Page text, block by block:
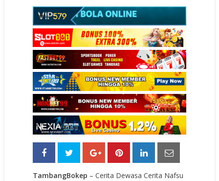
TambangBokep – Cerita Dewasa Cerita Nafsu